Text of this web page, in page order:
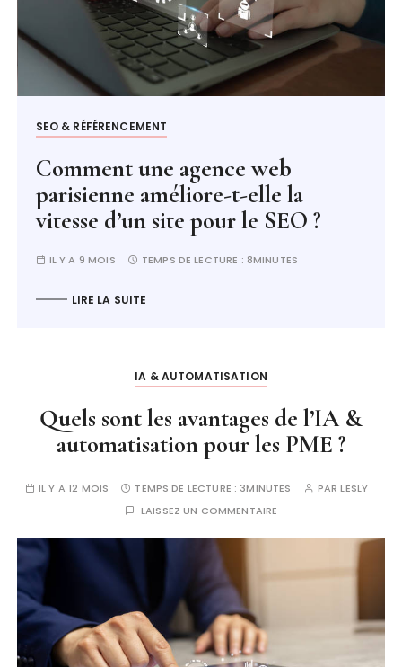
SEO & RÉFÉRENCEMENT
Comment une agence web
parisienne améliore-t-elle la
vitesse d’un site pour le SEO ?
IL Y A 9 MOIS TEMPS DE LECTURE : 8MINUTES
LIRE LA SUITE
IA & AUTOMATISATION
Quels sont les avantages de l’IA &
automatisation pour les PME ?
IL Y A 12 MOIS TEMPS DE LECTURE : 3MINUTES PARLESLY
LAISSEZ UN COMMENTAIRE